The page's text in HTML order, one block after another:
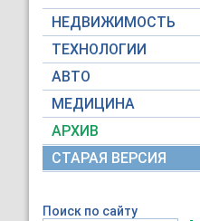
НЕДВИЖИМОСТЬ
ТЕХНОЛОГИИ
АВТО
МЕДИЦИНА
АРХИВ
СТАРАЯ ВЕРСИЯ
Поиск по сайту